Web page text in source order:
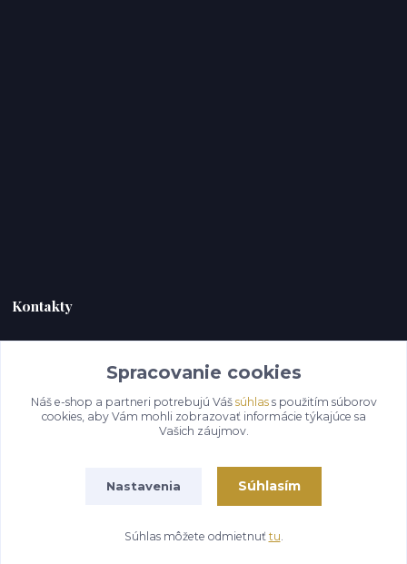
Kontakty
+421 944 958 170
plastigaugesk@gmail.com
Vytvorené na Eshop-rychlo.sk
Spracovanie cookies
Náš e-shop a partneri potrebujú Váš súhlass použitím súborov
cookies, aby Vám mohli zobrazovať informácie týkajúce sa
Vašich záujmov.
Nastavenia Súhlasím
Súhlas môžete odmietnuť tu